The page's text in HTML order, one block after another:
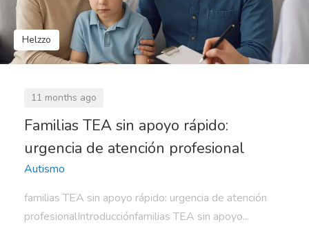
Helzzo
11 months ago
Familias TEA sin apoyo rápido:
urgencia de atención profesional
Autismo
familias TEA sin apoyo rápido: urgencia de atención
profesionalIntroducciónfamilias TEA sin apoyo...